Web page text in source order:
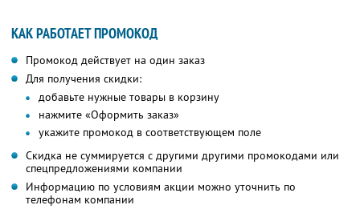
КАК РАБОТАЕТ ПРОМОКОД
Промокод действует на один заказ
Для получения скидки:
добавьте нужные товары в корзину
нажмите «Оформить заказ»
укажите промокод в соответствующем поле
Скидка не суммируется с другими другими промокодами или
спецпредложениями компании
Информацию по условиям акции можно уточнить по
телефонам компании